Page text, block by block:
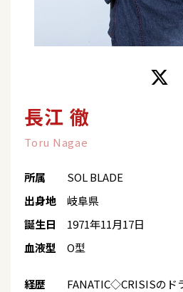
長江 徹
Toru Nagae
所属
SOL BLADE
出身地
岐阜県
誕生日
1971年11月17日
血液型
O型
経歴
FANATIC◇CRISISのド